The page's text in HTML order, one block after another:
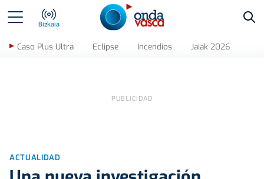
Bizkaia
Caso Plus Ultra Eclipse Incendios Jaiak 2026
ACTUALIDAD